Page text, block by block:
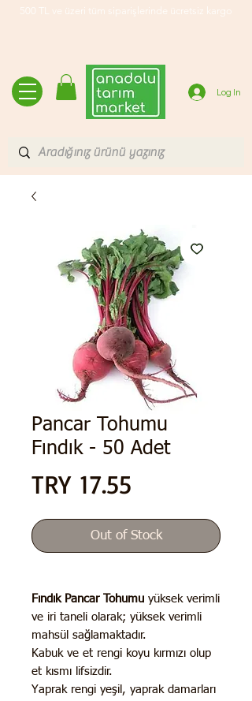
500 TL ve üzeri tüm siparişlerinde ücretsiz kargo
Log In
Pancar Tohumu
Fındık - 50 Adet
TRY 17.55
Out of Stock
Fındık Pancar Tohumu yüksek verimli
ve iri taneli olarak; yüksek verimli
mahsül sağlamaktadır.
Kabuk ve et rengi koyu kırmızı olup
et kısmı lifsizdir.
Yaprak rengi yeşil, yaprak damarları